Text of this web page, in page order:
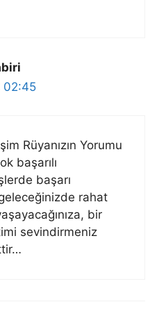
02:45
Rüyanızın Yorumu
başarılı
başarı
rahat
bir
sevindirmeniz